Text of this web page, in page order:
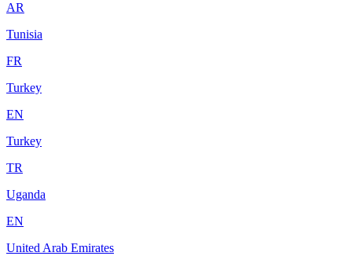
AR
Tunisia
FR
Turkey
EN
Turkey
TR
Uganda
EN
United Arab Emirates